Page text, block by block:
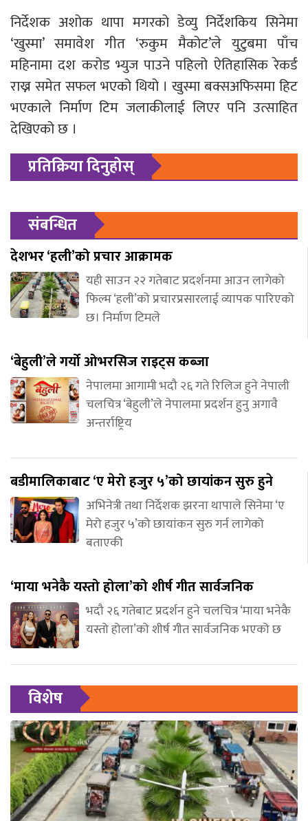
निर्देशक अशोक थापा मगरको डेव्यु निर्देशकिय सिनेमा
‘खुस्मा’ समावेश गीत ‘रुकुम मैकोट’ले युटुबमा पाँच
महिनामा दश करोड भ्युज पाउने पहिलो ऐतिहासिक रेकर्ड
राख्न समेत सफल भएको थियो । खुस्मा बक्सअफिसमा हिट
भएकाले निर्माण टिम जलाकीलाई लिएर पनि उत्साहित
देखिएको छ ।
प्रतिक्रिया दिनुहोस्
संबन्धित
देशभर ‘हली’को प्रचार आक्रामक
यही साउन २२ गतेबाट प्रदर्शनमा आउन लागेको
फिल्म ‘हली’को प्रचारप्रसारलाई व्यापक पारिएको
छ। निर्माण टिमले
‘बेहुली’ले गर्यो ओभरसिज राइट्स कब्जा
नेपालमा आगामी भदौ २६ गते रिलिज हुने नेपाली
चलचित्र ‘बेहुली’ले नेपालमा प्रदर्शन हुनु अगावै
अन्तर्राष्ट्रिय
बडीमालिकाबाट ‘ए मेरो हजुर ५’को छायांकन सुरु हुने
अभिनेत्री तथा निर्देशक झरना थापाले सिनेमा ‘ए
मेरो हजुर ५’को छायांकन सुरु गर्न लागेको
बताएकी
‘माया भनेकै यस्तो होला’को शीर्ष गीत सार्वजनिक
भदौ २६ गतेबाट प्रदर्शन हुने चलचित्र ‘माया भनेकै
यस्तो होला’को शीर्ष गीत सार्वजनिक भएको छ
विशेष